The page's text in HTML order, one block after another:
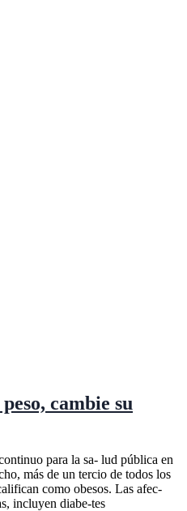
cambie su
para la sa- lud pública en
más de un tercio de todos los
como obesos. Las afec-
incluyen diabe-tes